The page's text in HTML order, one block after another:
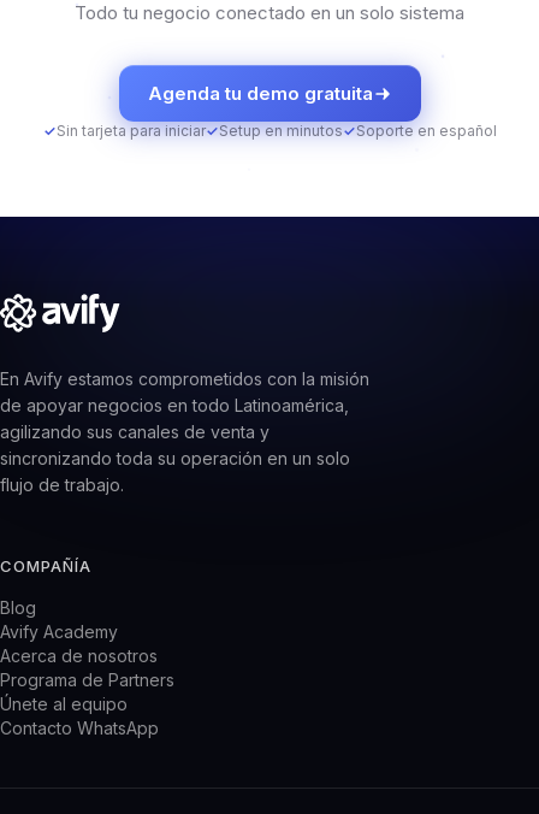
Todo tu negocio conectado en un solo sistema
Agenda tu demo gratuita
✓Sin tarjeta para iniciar✓Setup en minutos✓Soporte en español
En Avify estamos comprometidos con la misión
de apoyar negocios en todo Latinoamérica,
agilizando sus canales de venta y
sincronizando toda su operación en un solo
flujo de trabajo.
COMPAÑÍA
Blog
Avify Academy
Acerca de nosotros
Programa de Partners
Únete al equipo
Contacto WhatsApp
Sistema de inventario